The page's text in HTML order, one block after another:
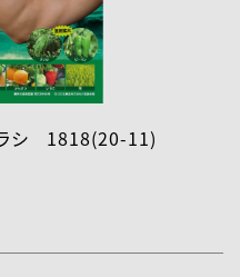
ラシ 1818(20-11)